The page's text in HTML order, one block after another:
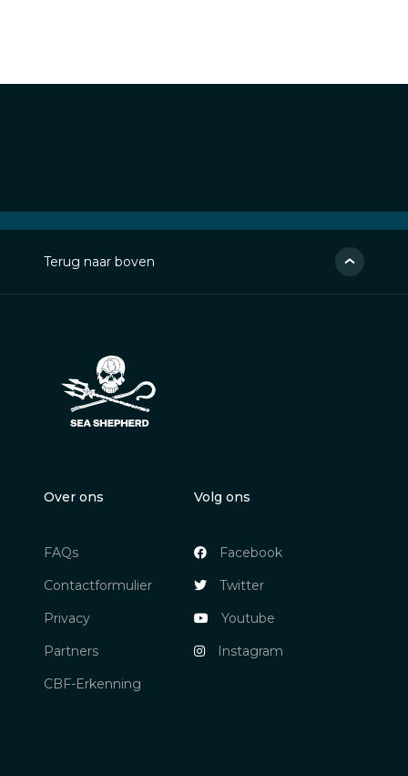
Terug naar boven
Over ons
FAQs
Contactformulier
Privacy
Partners
CBF-Erkenning
Volg ons
Facebook
Twitter
Youtube
Instagram